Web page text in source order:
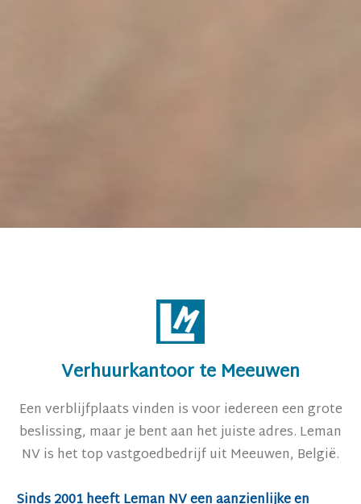
Verhuurkantoor te Meeuwen
Een verblijfplaats vinden is voor iedereen een grote
beslissing, maar je bent aan het juiste adres. Leman
NV is het top vastgoedbedrijf uit Meeuwen, België.